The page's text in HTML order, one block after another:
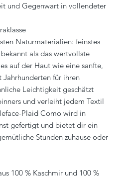
und Gegenwart in vollendeter
Naturmaterialien: feinstes
als das wertvollste
auf der Haut wie eine sanfte,
für ihren
Leichtigkeit geschätzt
und verleiht jedem Textil
Plaid Como wird in
gefertigt und bietet dir ein
Stunden zuhause oder
100 % Kaschmir und 100 %